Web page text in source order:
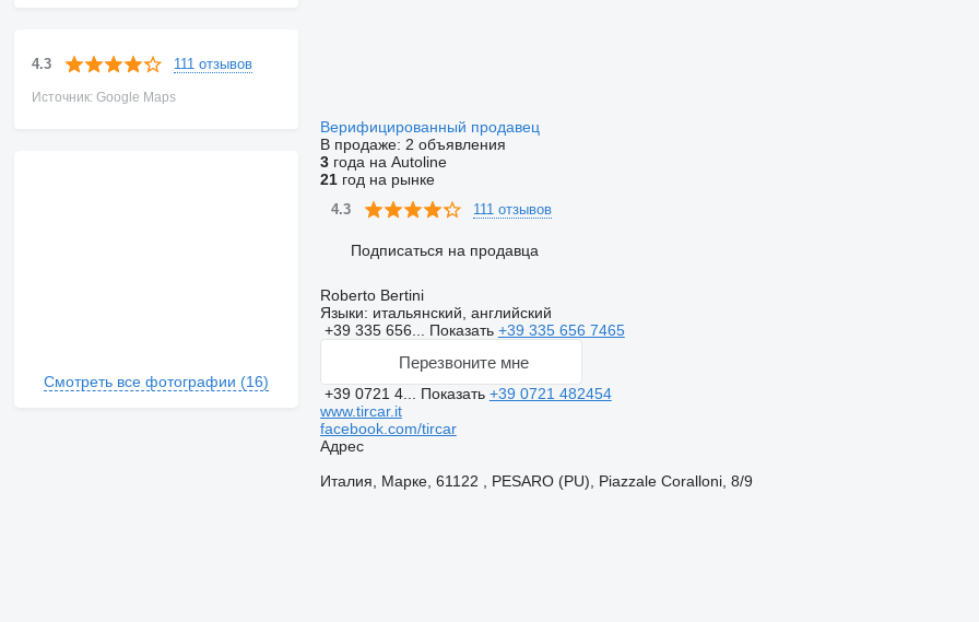
4.3 111 отзывов
Источник: Google Maps
Смотреть все фотографии (16)
Верифицированный продавец
В продаже: 2 объявления
3года на Autoline
21год на рынке
4.3 111 отзывов
Подписаться на продавца
Roberto Bertini
Языки: итальянский, английский
+39 335 656... Показать +39 335 656 7465
Перезвоните мне
+39 0721 4... Показать +39 0721 482454
www.tircar.it
facebook.com/tircar
Адрес
Италия, Марке, 61122 , PESARO (PU), Piazzale Coralloni, 8/9